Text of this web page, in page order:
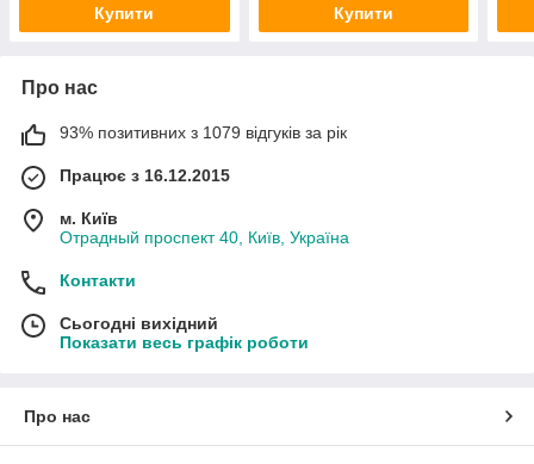
Купити Купити
Про нас
93% позитивних з 1079 відгуків за рік
Працює з 16.12.2015
м. Київ
Отрадный проспект 40, Київ, Україна
Контакти
Сьогодні вихідний
Показати весь графік роботи
Про нас